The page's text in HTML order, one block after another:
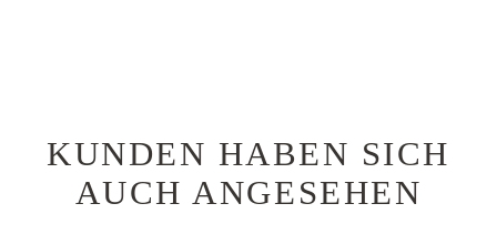
Produktgalerie überspringen
KUNDEN HABEN SICH
AUCH ANGESEHEN